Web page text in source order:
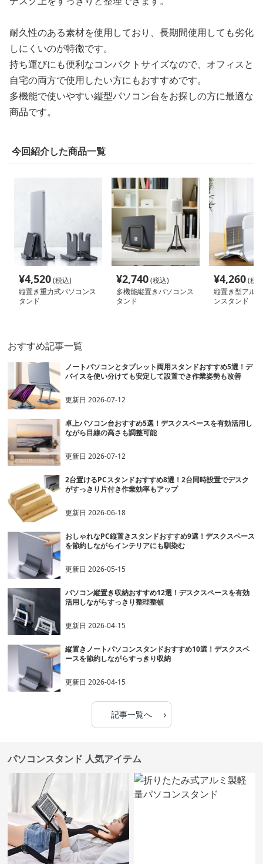
耐久性のある素材を使用しており、長期間使用しても劣化
しにくいのが特徴です。
持ち運びにも便利なコンパクトサイズなので、オフィスと
自宅の両方で使用したい方にもおすすめです。
多機能で使いやすい縦型パソコン台をお探しの方に最適な
商品です。
今回紹介した商品一覧
¥4,520(税込)
縦置き重力式パソコンス
タンド
¥2,740(税込)
多機能縦置きパソコンス
タンド
¥4,260(税
縦置き型アル
ンスタンド
おすすめ記事一覧
ノートパソコンとタブレット両用スタンドおすすめ5選！デ
バイスを使い分けても安定して設置でき作業姿勢も改善
更新日2026-07-12
卓上パソコン台おすすめ5選！デスクスペースを有効活用し
ながら目線の高さも調整可能
更新日2026-07-12
2台置けるPCスタンドおすすめ8選！2台同時設置でデスク
がすっきり片付き作業効率もアップ
更新日2026-06-18
おしゃれなPC縦置きスタンドおすすめ9選！デスクスペース
を節約しながらインテリアにも馴染む
更新日2026-05-15
パソコン縦置き収納おすすめ12選！デスクスペースを有効
活用しながらすっきり整理整頓
更新日2026-04-15
縦置きノートパソコンスタンドおすすめ10選！デスクスペ
ースを節約しながらすっきり収納
更新日2026-04-15
記事一覧へ ›
パソコンスタンド 人気アイテム